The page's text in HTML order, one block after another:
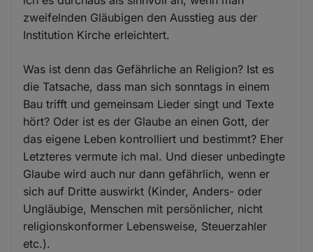
zweifelnden Gläubigen den Ausstieg aus der
Institution Kirche erleichtert.
Was ist denn das Gefährliche an Religion? Ist es
die Tatsache, dass man sich sonntags in einem
Bau trifft und gemeinsam Lieder singt und Texte
hört? Oder ist es der Glaube an einen Gott, der
das eigene Leben kontrolliert und bestimmt? Eher
Letzteres vermute ich mal. Und dieser unbedingte
Glaube wird auch nur dann gefährlich, wenn er
sich auf Dritte auswirkt (Kinder, Anders- oder
Ungläubige, Menschen mit persönlicher, nicht
religionskonformer Lebensweise, Steuerzahler
etc.).